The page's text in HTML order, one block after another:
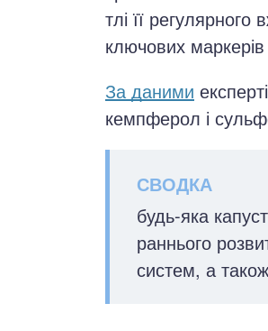
тлі її регулярного
ключових
За даними
кемпферол і
будь-яка
раннього
систем, а